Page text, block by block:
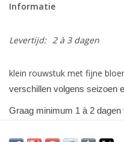
Informatie
Levertijd: 2 à 3 dagen
klein rouwstuk met fijne
verschillen volgens seizoen
Graag minimum 1 à 2